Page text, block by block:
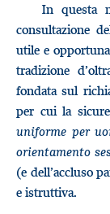
In questa
consultazione
utile e
tradizione
fondata sul
per cui la
uniforme per
orientamento
(e dell’accluso
e istruttiva.